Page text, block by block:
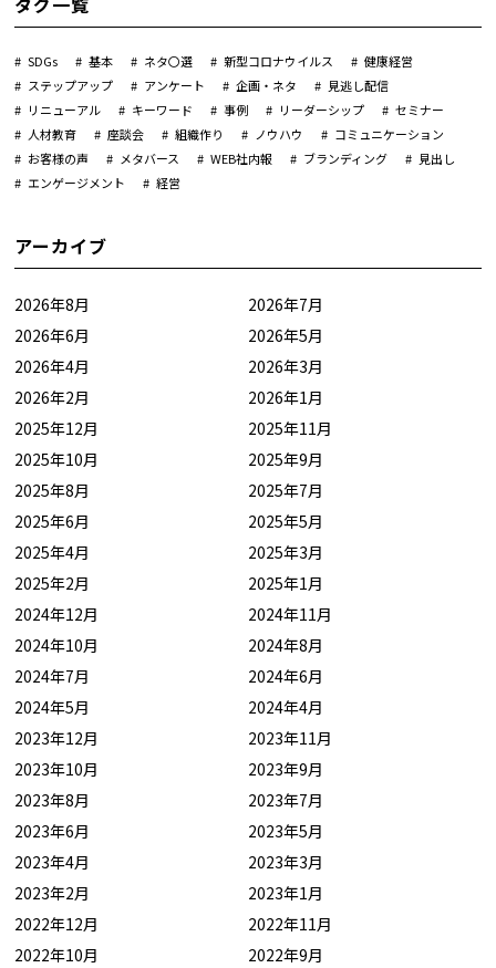
SDGs 基本 ネタ〇選 新型コロナウイルス
健康経営
ステップアップ
アンケート 企画・ネタ
見逃し配信
リニューアル
キーワード 事例 リーダーシップ
セミナー
人材教育
座談会 組織作り ノウハウ
コミュニケーション
お客様の声
メタバース WEB社内報 ブランディング
見出し
エンゲージメント
経営
アーカイブ
2026年8月
2026年7月
2026年6月
2026年5月
2026年4月
2026年3月
2026年2月
2026年1月
2025年12月
2025年11月
2025年10月
2025年9月
2025年8月
2025年7月
2025年6月
2025年5月
2025年4月
2025年3月
2025年2月
2025年1月
2024年12月
2024年11月
2024年10月
2024年8月
2024年7月
2024年6月
2024年5月
2024年4月
2023年12月
2023年11月
2023年10月
2023年9月
2023年8月
2023年7月
2023年6月
2023年5月
2023年4月
2023年3月
2023年2月
2023年1月
2022年12月
2022年11月
2022年10月
2022年9月